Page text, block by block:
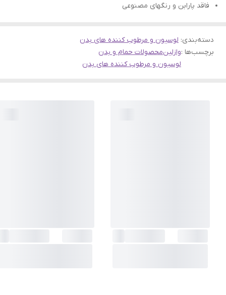
فاقد پارابن و رنگهای مصنوعی
دسته‌بندی: لوسیون و مرطوب کننده های بدن
برچسب‌ها :وازلینمحصولات حمام و بدن
لوسیون و مرطوب کننده های بدن